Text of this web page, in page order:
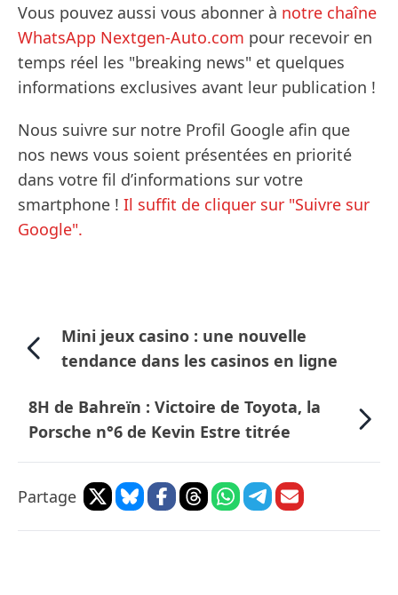
Vous pouvez aussi vous abonner à notre chaîne
WhatsApp Nextgen-Auto.com pour recevoir en
temps réel les "breaking news" et quelques
informations exclusives avant leur publication !
Nous suivre sur notre Profil Google afin que
nos news vous soient présentées en priorité
dans votre fil d’informations sur votre
smartphone ! Il suffit de cliquer sur "Suivre sur
Google".
Mini jeux casino : une nouvelle
tendance dans les casinos en ligne
8H de Bahreïn : Victoire de Toyota, la
Porsche n°6 de Kevin Estre titrée
Partage